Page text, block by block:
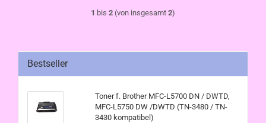
1 bis 2 (von insgesamt 2)
Bestseller
Toner f. Brother MFC-L5700 DN / DWTD,
MFC-L5750 DW /DWTD (TN-3480 / TN-
3430 kompatibel)